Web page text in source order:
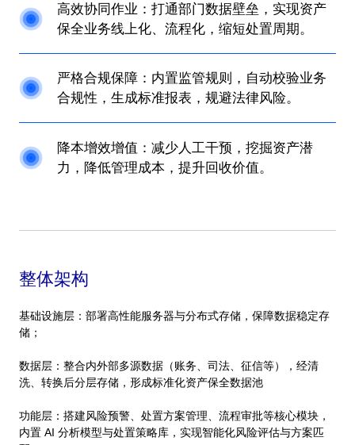
高效协同作业：打通部门数据壁垒，实现资产
保全业务线上化、流程化，缩短处置周期。
严格合规保障：内置监管规则，自动校验业务
合规性，生成标准报表，规避法律风险。
降本增效增值：减少人工干预，挖掘资产潜
力，降低管理成本，提升回收价值。
整体架构
基础设施层：部署高性能服务器与分布式存储，保障数据稳定存
储；
数据层：整合内外部多源数据（账务、司法、征信等），经清
洗、转换后分层存储，形成标准化资产保全数据池
功能层：搭建风险预警、处置方案管理、流程审批等核心模块，
内置 AI 分析模型与处置策略库，实现智能化风险评估与方案匹